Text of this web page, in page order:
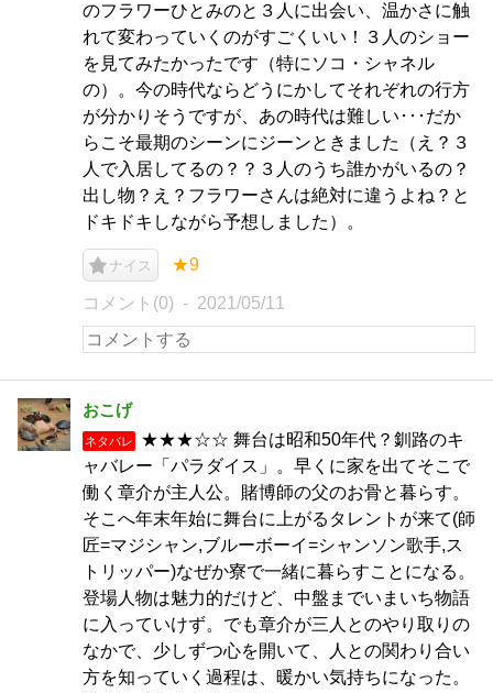
のフラワーひとみのと３人に出会い、温かさに触
れて変わっていくのがすごくいい！３人のショー
を見てみたかったです（特にソコ・シャネル
の）。今の時代ならどうにかしてそれぞれの行方
が分かりそうですが、あの時代は難しい･･･だか
らこそ最期のシーンにジーンときました（え？３
人で入居してるの？？３人のうち誰かがいるの？
出し物？え？フラワーさんは絶対に違うよね？と
ドキドキしながら予想しました）。
ナイス ★9
コメント(0) 2021/05/11
おこげ
ネタバレ
★★★☆☆ 舞台は昭和50年代？釧路のキ
ャバレー「パラダイス」。早くに家を出てそこで
働く章介が主人公。賭博師の父のお骨と暮らす。
そこへ年末年始に舞台に上がるタレントが来て(師
匠=マジシャン,ブルーボーイ=シャンソン歌手,ス
トリッパー)なぜか寮で一緒に暮らすことになる。
登場人物は魅力的だけど、中盤までいまいち物語
に入っていけず。でも章介が三人とのやり取りの
なかで、少しずつ心を開いて、人との関わり合い
方を知っていく過程は、暖かい気持ちになった。